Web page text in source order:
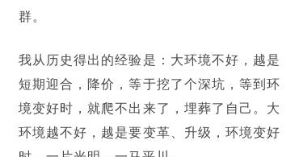
群。
我从历史得出的经验是：大环境不好，越是
短期迎合，降价，等于挖了个深坑，等到环
境变好时，就爬不出来了，埋葬了自己。大
环境越不好，越是要变革、升级，环境变好